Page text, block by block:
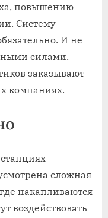
повышению
Систему
И не
силами.
заказывают
компаниях.
сложная
накапливаются
воздействовать